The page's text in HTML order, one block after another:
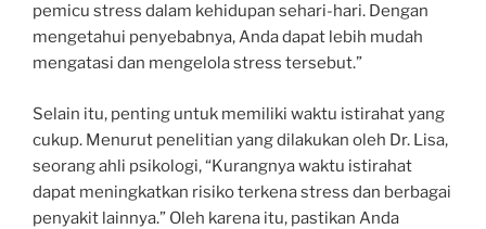
pemicu stress dalam kehidupan sehari-hari. Dengan
mengetahui penyebabnya, Anda dapat lebih mudah
mengatasi dan mengelola stress tersebut.”
Selain itu, penting untuk memiliki waktu istirahat yang
cukup. Menurut penelitian yang dilakukan oleh Dr. Lisa,
seorang ahli psikologi, “Kurangnya waktu istirahat
dapat meningkatkan risiko terkena stress dan berbagai
penyakit lainnya.” Oleh karena itu, pastikan Anda